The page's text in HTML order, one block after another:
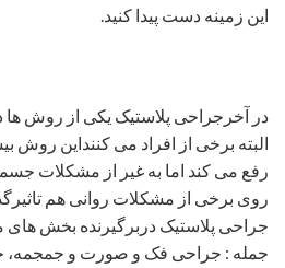
این زمینه دست پیدا کنید.
در آخرجراحی پلاستیک یکی از روش
البته برخی از افراد می کننداین
رفع می کند اما به غیر از مشکلات
روی برخی از مشکلات روانی هم
جراحی پلاستیک دربرگیرنده بخش های
جمله : جراحی فک و صورت و جمجمه،